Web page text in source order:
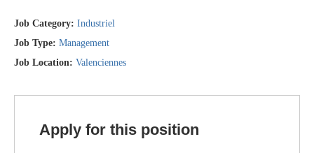
Job Category: Industriel
Job Type: Management
Job Location: Valenciennes
Apply for this position